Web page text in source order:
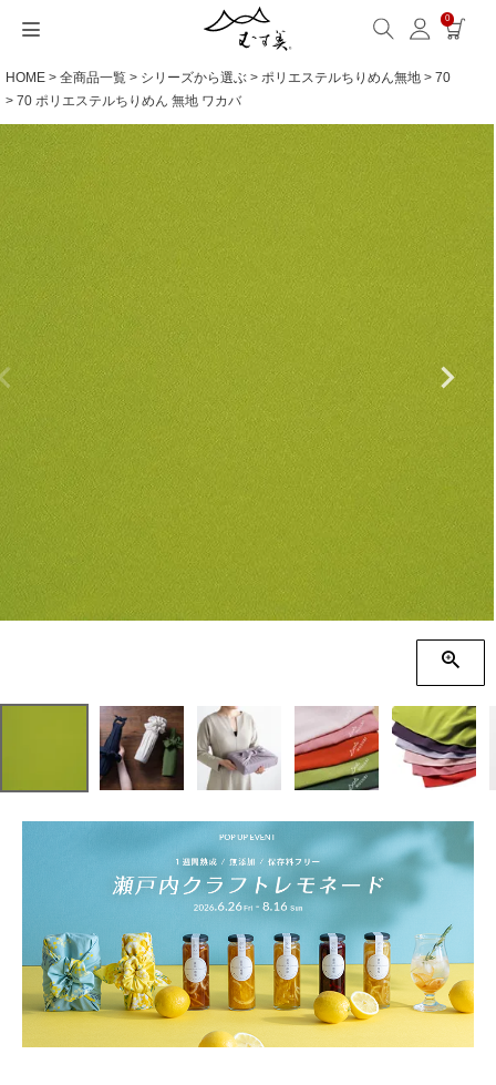
0
HOME 全商品一覧 シリーズから選ぶ ポリエステルちりめん無地
70
70 ポリエステルちりめん 無地 ワカバ
サイズから選ぶ
サイズ一覧
Sサイズ(約45～50cm)
Mサイズ(約68～70cm)
Lサイズ(約90～120cm)
XLサイズ(約130cm～)
ギフトシーンから選ぶ
ギフトシーン一覧
内祝い
婚礼・引出物
卒入学・就職祝い
弔事・法事
記念品
海外へのお土産
季節の贈り物
プチギフト
ギフトラッピング
シーンから選ぶ
シーン一覧
毎日使うもの
お買い物
旅行
インテリア
ギフトラッピング
とっておきの日
素材から選ぶ
撥水加工
綿(コットン)
ポリエステル
リネン
ウール
レーヨン
正絹(絹100％)
シリーズ名から選ぶ
全てのシリーズ
アクアドロップ(撥水)
ミナ ペルホネン
ひめむすび(Adeline Klam)
kata kata
鈴木マサル
こはれ
竹久夢二
伊砂文様
リバーシブル
ふくさ（念珠）・はんかち・書籍
ふくさ・念珠入れ
はんかち・手ぬぐい
ふろしき書籍
名入れ・ラッピング
名入れ・記念品
無料ラッピング
紙箱・木箱
発送・お問い合わせ
送料・お支払い方法
海外発送の方（English）
よくあるご質問
お問い合わせ
包み方・お手入れ
洗濯・お手入れ
包み方・使い方
ワークショップ案内
ブログ・特集
読みもの(ブログ)
特集
キャンペーン情報
読みもの(ブログ)
読みもの一覧
一升餅におすすめ
ストール巻き方
洋服カバー
ふろしきパッチン活用
特集
特集一覧
ECOバッグ 100cm
ECOバッグ 70cm
OUTDOOR
むす美とは
About us
お取引をご希望の方